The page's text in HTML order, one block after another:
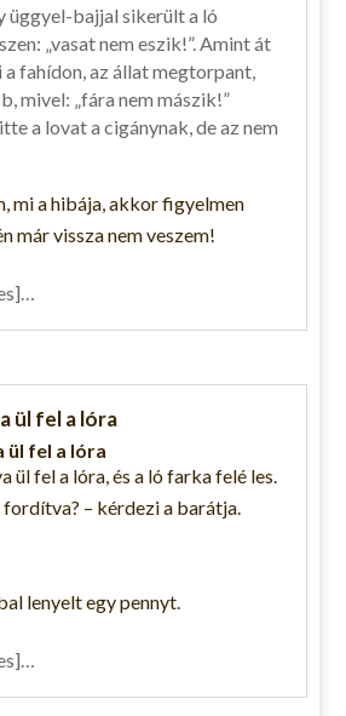
üggyel-bajjal sikerült a ló
„vasat nem eszik!”. Amint át
a fahídon, az állat megtorpant,
mivel: „fára nem mászik!”
a lovat a cigánynak, de az nem
mi a hibája, akkor figyelmen
már vissza nem veszem!
ül fel a lóra
fel a lóra
ül fel a lóra, és a ló farka felé les.
– kérdezi a barátja.
lenyelt egy pennyt.